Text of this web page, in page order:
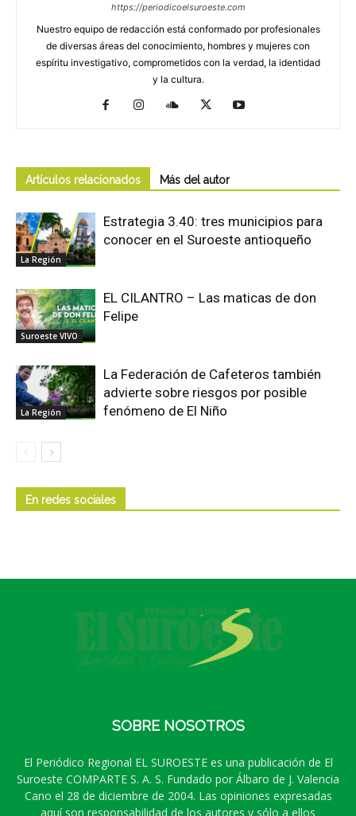
https://periodicoelsuroeste.com
Nuestro equipo de redacción está conformado por profesionales
de diversas áreas del conocimiento, hombres y mujeres con
espíritu investigativo, comprometidos con la verdad, la identidad
y la cultura.
Artículos relacionados Más del autor
La Región
Estrategia 3.40: tres municipios para
conocer en el Suroeste antioqueño
Suroeste VIVO
EL CILANTRO – Las maticas de don
Felipe
La Región
La Federación de Cafeteros también
advierte sobre riesgos por posible
fenómeno de El Niño
En redes sociales
SOBRE NOSOTROS
El Periódico Regional EL SUROESTE es una publicación de El
Suroeste COMPARTE S. A. S. Fundado por Álbaro de J. Valencia
Cano el 28 de diciembre de 2004. Las opiniones expresadas
aquí son responsabilidad de los autores y sólo a ellos